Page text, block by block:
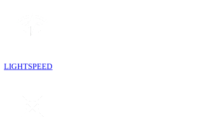
LIGHTSPEED